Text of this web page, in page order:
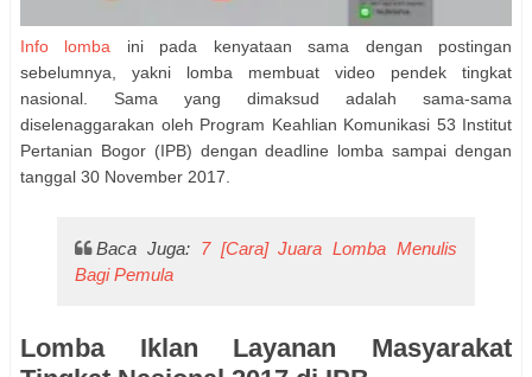
Info lomba ini pada kenyataan sama dengan postingan
sebelumnya, yakni lomba membuat video pendek tingkat
nasional. Sama yang dimaksud adalah sama-sama
diselenaggarakan oleh Program Keahlian Komunikasi 53 Institut
Pertanian Bogor (IPB) dengan deadline lomba sampai dengan
tanggal 30 November 2017.
Baca Juga: 7 [Cara] Juara Lomba Menulis
Bagi Pemula
Lomba Iklan Layanan Masyarakat